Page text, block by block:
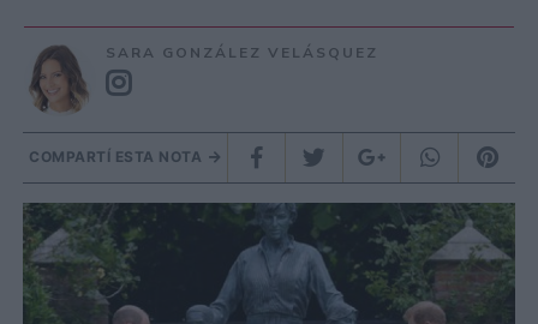
SARA GONZÁLEZ VELÁSQUEZ
COMPARTÍ ESTA NOTA